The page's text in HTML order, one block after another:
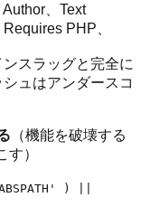
、Text
PHP、
スラッグと完全に
ュはアンダースコ
（機能を破壊する
）
) ||